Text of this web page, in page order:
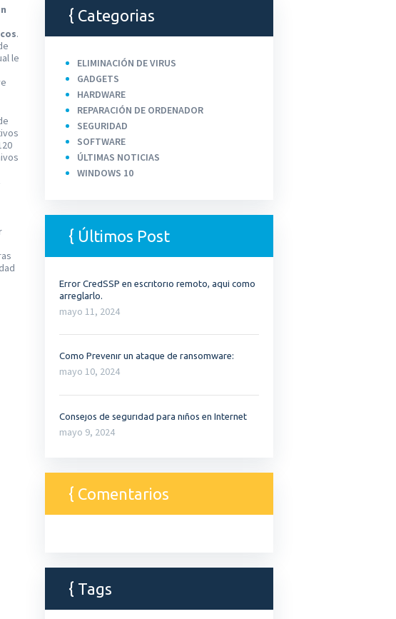
.
le
Categorias
ELIMINACIÓN DE VIRUS
GADGETS
HARDWARE
REPARACIÓN DE ORDENADOR
SEGURIDAD
SOFTWARE
ÚLTIMAS NOTICIAS
WINDOWS 10
Últimos Post
Error CredSSP en escritorio remoto, aquí como
arreglarlo.
mayo 11, 2024
Como Prevenir un ataque de ransomware:
mayo 10, 2024
Consejos de seguridad para niños en Internet
mayo 9, 2024
Comentarios
Tags